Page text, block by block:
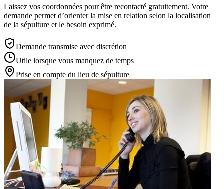
Laissez vos coordonnées pour être recontacté gratuitement. Votre
demande permet d’orienter la mise en relation selon la localisation
de la sépulture et le besoin exprimé.
Demande transmise avec discrétion
Utile lorsque vous manquez de temps
Prise en compte du lieu de sépulture